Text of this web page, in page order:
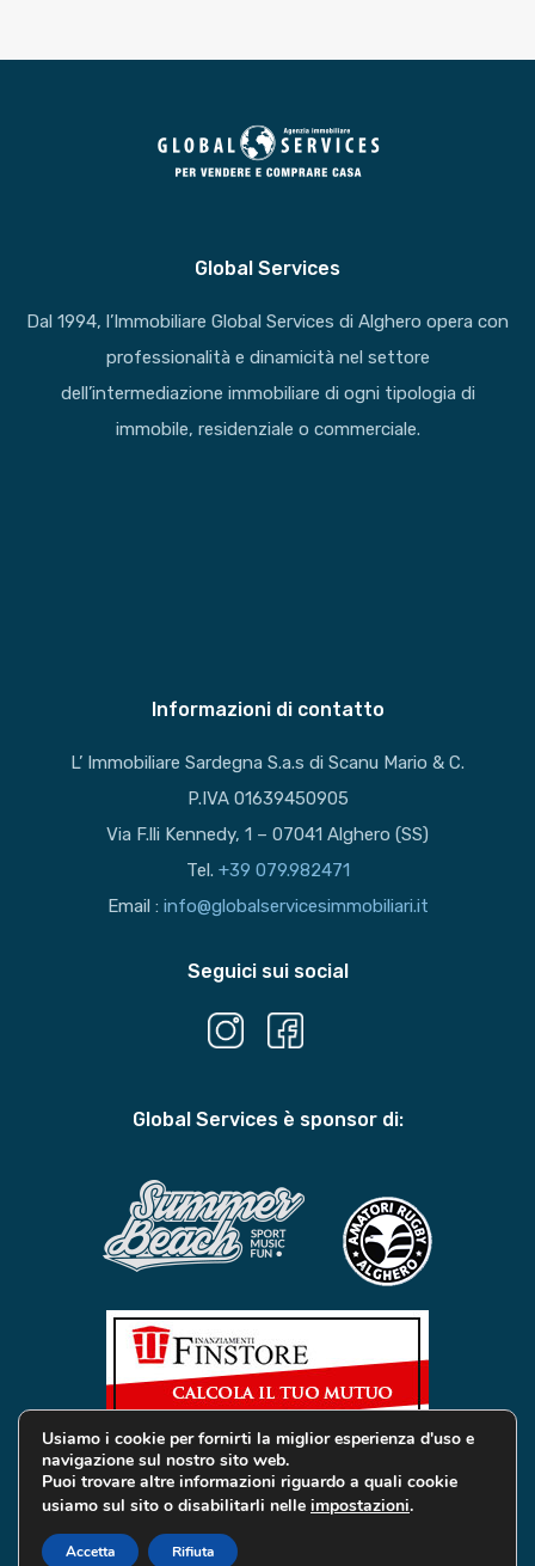
Global Services
Dal 1994, l’Immobiliare Global Services di Alghero opera con
professionalità e dinamicità nel settore
dell’intermediazione immobiliare di ogni tipologia di
immobile, residenziale o commerciale.
Informazioni di contatto
L’ Immobiliare Sardegna S.a.s di Scanu Mario & C.
P.IVA 01639450905
Via F.lli Kennedy, 1 – 07041 Alghero (SS)
Tel. +39 079.982471
Email : info@globalservicesimmobiliari.it
Seguici sui social
Global Services è sponsor di:
© 2019 Global Services Immobiliari | All rights reserved |
Privacy e Cookie
Usiamo i cookie per fornirti la miglior esperienza d'uso e
navigazione sul nostro sito web.
Puoi trovare altre informazioni riguardo a quali cookie
usiamo sul sito o disabilitarli nelle impostazioni.
Accetta Rifiuta